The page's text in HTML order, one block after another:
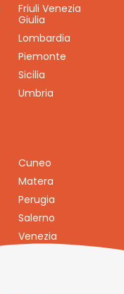
Friuli Venezia
Giulia
Lombardia
Piemonte
Sicilia
Umbria
Cuneo
Matera
Perugia
Salerno
Venezia